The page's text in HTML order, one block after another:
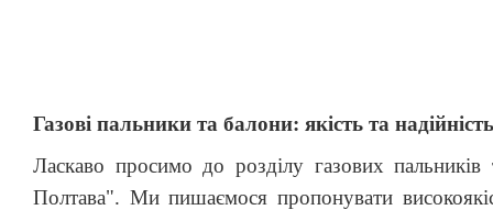
Газові пальники та балони: якість та
Ласкаво просимо до розділу газових пальників
Полтава". Ми пишаємося пропонувати